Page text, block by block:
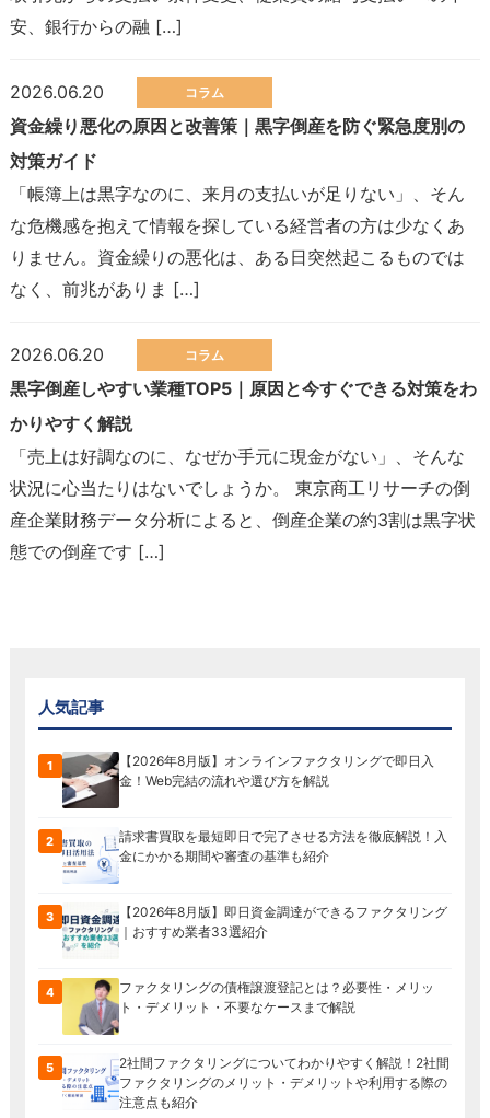
安、銀行からの融 […]
2026.06.20 コラム
資金繰り悪化の原因と改善策｜黒字倒産を防ぐ緊急度別の
対策ガイド
「帳簿上は黒字なのに、来月の支払いが足りない」、そん
な危機感を抱えて情報を探している経営者の方は少なくあ
りません。資金繰りの悪化は、ある日突然起こるものでは
なく、前兆がありま […]
2026.06.20 コラム
黒字倒産しやすい業種TOP5｜原因と今すぐできる対策をわ
かりやすく解説
「売上は好調なのに、なぜか手元に現金がない」、そんな
状況に心当たりはないでしょうか。 東京商工リサーチの倒
産企業財務データ分析によると、倒産企業の約3割は黒字状
態での倒産です […]
人気記事
1
【2026年8月版】オンラインファクタリングで即日入
金！Web完結の流れや選び方を解説
2
請求書買取を最短即日で完了させる方法を徹底解説！入
金にかかる期間や審査の基準も紹介
3
【2026年8月版】即日資金調達ができるファクタリング
｜おすすめ業者33選紹介
4
ファクタリングの債権譲渡登記とは？必要性・メリッ
ト・デメリット・不要なケースまで解説
5
2社間ファクタリングについてわかりやすく解説！2社間
ファクタリングのメリット・デメリットや利用する際の
注意点も紹介